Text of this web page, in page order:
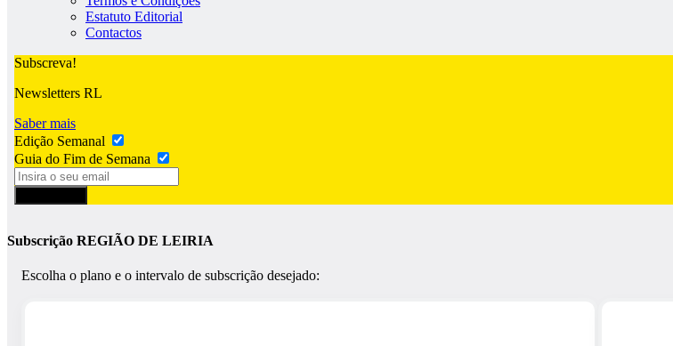
Estatuto Editorial
Contactos
Subscreva!
Newsletters RL
Saber mais
Edição Semanal
Guia do Fim de Semana
Subscrição REGIÃO DE LEIRIA
Escolha o plano e o intervalo de subscrição desejado: